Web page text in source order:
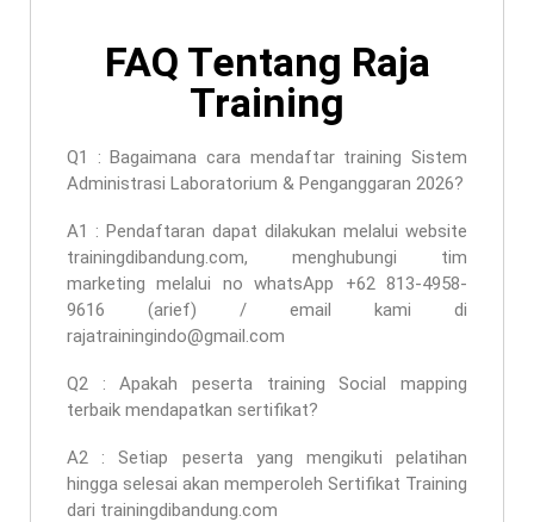
FAQ Tentang Raja
Training
Q1 : Bagaimana cara mendaftar training Sistem
Administrasi Laboratorium & Penganggaran 2026?
A1 : Pendaftaran dapat dilakukan melalui website
trainingdibandung.com, menghubungi tim
marketing melalui no whatsApp +62 813-4958-
9616 (arief) / email kami di
rajatrainingindo@gmail.com
Q2 : Apakah peserta training Social mapping
terbaik mendapatkan sertifikat?
A2 : Setiap peserta yang mengikuti pelatihan
hingga selesai akan memperoleh Sertifikat Training
dari trainingdibandung.com